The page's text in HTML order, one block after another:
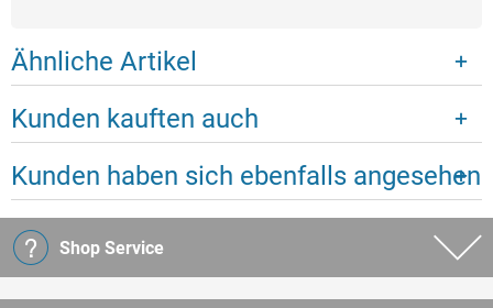
Ähnliche Artikel
Kunden kauften auch
Kunden haben sich ebenfalls angesehen
Shop Service